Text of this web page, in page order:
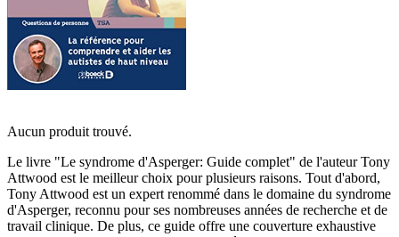
Aucun produit trouvé.
Le livre "Le syndrome d'Asperger: Guide complet" de l'auteur Tony
Attwood est le meilleur choix pour plusieurs raisons. Tout d'abord,
Tony Attwood est un expert renommé dans le domaine du syndrome
d'Asperger, reconnu pour ses nombreuses années de recherche et de
travail clinique. De plus, ce guide offre une couverture exhaustive